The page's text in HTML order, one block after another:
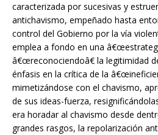
caracterizada por sucesivas y
antichavismo, empeñado hasta
control del Gobierno por la vía
emplea a fondo en una
â€œreconociendoâ€ la legitimidad
énfasis en la crítica de la
mimetizándose con el chavismo,
de sus ideas-fuerza,
era horadar al chavismo desde
grandes rasgos, la repolarización